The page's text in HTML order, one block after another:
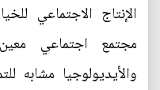
الإنتاج الاجتماعي
مجتمع اجتماعي
والأيديولوجيا مشابه